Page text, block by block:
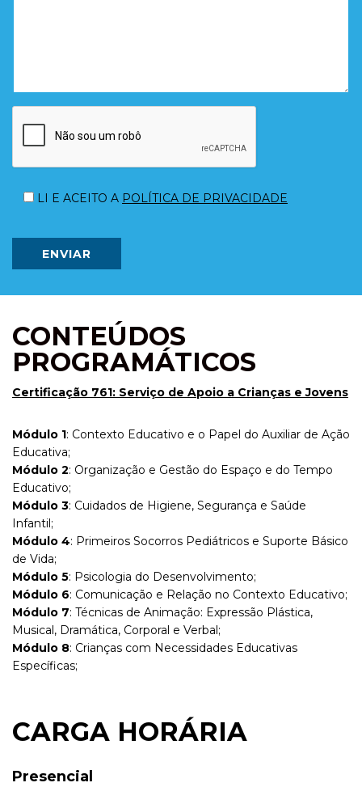
leave
empty.
LI E ACEITO A POLÍTICA DE PRIVACIDADE
ENVIAR
CONTEÚDOS
PROGRAMÁTICOS
Certificação 761: Serviço de Apoio a Crianças e Jovens
Módulo 1: Contexto Educativo e o Papel do Auxiliar de Ação
Educativa;
Módulo 2: Organização e Gestão do Espaço e do Tempo
Educativo;
Módulo 3: Cuidados de Higiene, Segurança e Saúde
Infantil;
Módulo 4: Primeiros Socorros Pediátricos e Suporte Básico
de Vida;
Módulo 5: Psicologia do Desenvolvimento;
Módulo 6: Comunicação e Relação no Contexto Educativo;
Módulo 7: Técnicas de Animação: Expressão Plástica,
Musical, Dramática, Corporal e Verbal;
Módulo 8: Crianças com Necessidades Educativas
Específicas;
CARGA HORÁRIA
Presencial